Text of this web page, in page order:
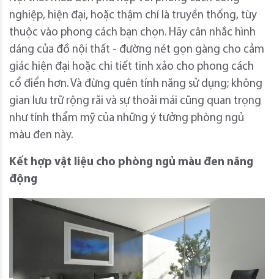
nghiệp, hiện đại, hoặc thậm chí là truyền thống, tùy
thuộc vào phong cách bạn chọn. Hãy cân nhắc hình
dáng của đồ nội thất - đường nét gọn gàng cho cảm
giác hiện đại hoặc chi tiết tinh xảo cho phong cách
cổ điển hơn. Và đừng quên tính năng sử dụng; không
gian lưu trữ rộng rãi và sự thoải mái cũng quan trọng
như tính thẩm mỹ của những ý tưởng phòng ngủ
màu đen này.
Kết hợp vật liệu cho phòng ngủ màu đen năng
động